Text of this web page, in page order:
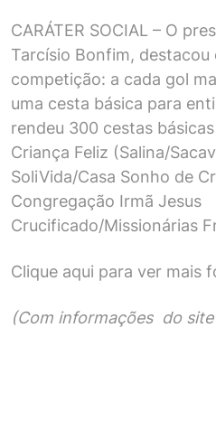
CARÁTER SOCIAL – O
Tarcísio Bonfim, destacou
competição: a cada gol
uma cesta básica para
rendeu 300 cestas
Criança Feliz (Salina/
SoliVida/Casa Sonho de
Congregação Irmã Jesus
Crucificado/Missionárias
Clique aqui para ver mais
(Com informações do